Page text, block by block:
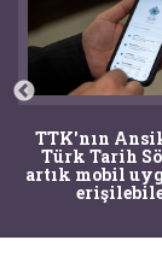
TTK'nın
Türk Tarih
artık mobil